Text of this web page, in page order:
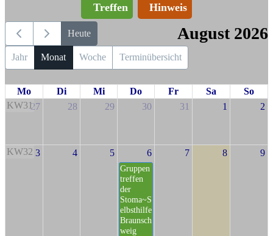
Treffen Hinweis
Heute August 2026
Jahr Monat Woche Terminübersicht
Mo Di Mi Do Fr Sa
So
KW3127 28 29 30 31 1 2
KW32 3 4 5 6
Gruppen
treffen
der
Stoma~S
elbsthilfe
Braunsch
weig
7 8 9